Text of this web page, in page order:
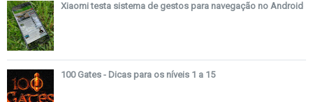
Xiaomi testa sistema de gestos para navegação no Android
100 Gates - Dicas para os níveis 1 a 15